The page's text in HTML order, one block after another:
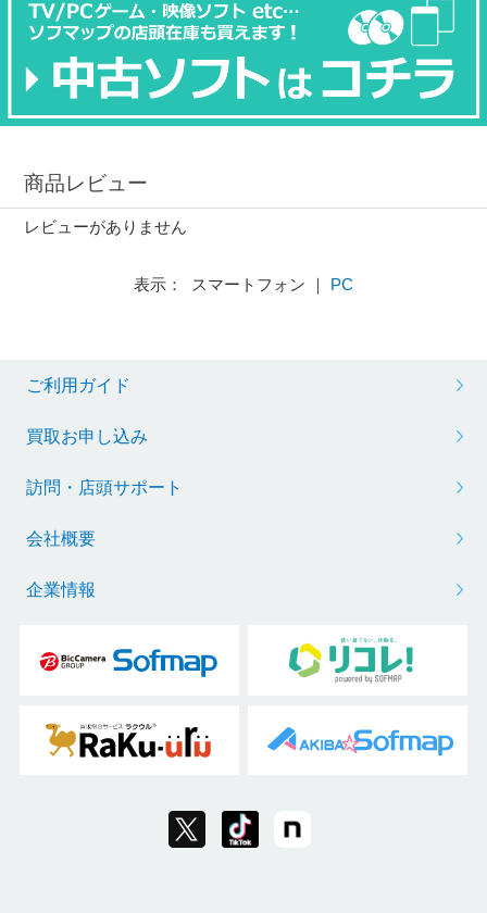
商品レビュー
レビューがありません
表示： スマートフォン ｜ PC
ご利用ガイド
買取お申し込み
訪問・店頭サポート
会社概要
企業情報